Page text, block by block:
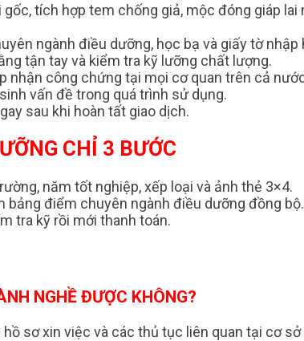
tích hợp tem chống giả, mộc đóng giáp
ngành điều dưỡng, học bạ và giấy tờ nhập
tận tay và kiểm tra kỹ lưỡng chất lượng.
nhận công chứng tại mọi cơ quan trên cả
vấn đề trong quá trình sử dụng.
sau khi hoàn tất giao dịch.
CHỈ 3 BƯỚC
năm tốt nghiệp, xếp loại và ảnh thẻ 3×4.
bảng điểm chuyên ngành điều dưỡng đồng
tra kỹ rồi mới thanh toán.
NGHỀ ĐƯỢC KHÔNG?
sơ xin việc và các thủ tục liên quan tại cơ sở